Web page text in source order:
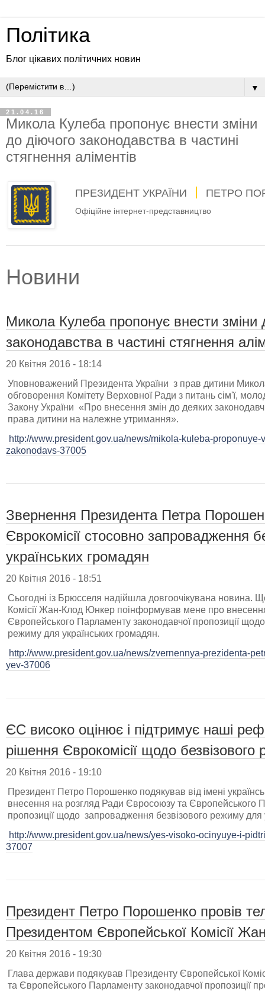
Політика
Блог цікавих політичних новин
▼
21.04.16
Микола Кулеба пропонує внести зміни
до діючого законодавства в частині
стягнення аліментів
ПРЕЗИДЕНТ УКРАЇНИ ПЕТРО
Офіційне інтернет-представництво
Новини
Микола Кулеба пропонує внести зміни
законодавства в частині стягнення
20 Квітня 2016 - 18:14
Уповноважений Президента України з прав дитини
обговорення Комітету Верховної Ради з питань сім'ї,
Закону України «Про внесення змін до деяких
права дитини на належне утримання».
http://www.president.gov.ua/news/mikola-kuleba-
zakonodavs-37005
Звернення Президента Петра
Єврокомісії стосовно запровадження
українських громадян
20 Квітня 2016 - 18:51
Сьогодні із Брюсселя надійшла довгоочікувана новина.
Комісії Жан-Клод Юнкер поінформував мене про
Європейського Парламенту законодавчої пропозиції
режиму для українських громадян.
http://www.president.gov.ua/news/zvernennya-prezidenta-
yev-37006
ЄС високо оцінює і підтримує наші
рішення Єврокомісії щодо
20 Квітня 2016 - 19:10
Президент Петро Порошенко подякував від імені
внесення на розгляд Ради Євросоюзу та Європейського
пропозиції щодо запровадження безвізового режиму для
http://www.president.gov.ua/news/yes-visoko-ocinyuye-i-
37007
Президент Петро Порошенко провів
Президентом Європейської Комісії
20 Квітня 2016 - 19:30
Глава держави подякував Президенту Європейської
та Європейського Парламенту законодавчої пропозиції